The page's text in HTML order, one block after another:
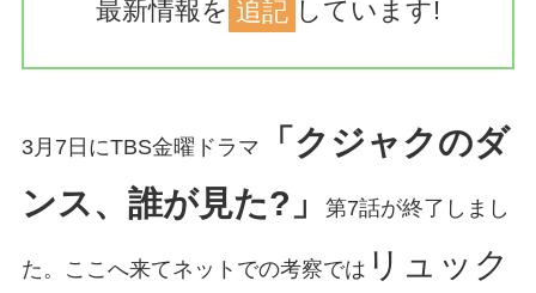
最新情報を 追記 しています!
3月7日にTBS金曜ドラマ
「クジャクのダ
ンス、誰が見た?」
第7話が終了しまし
た。ここへ来てネットでの考察では リュック